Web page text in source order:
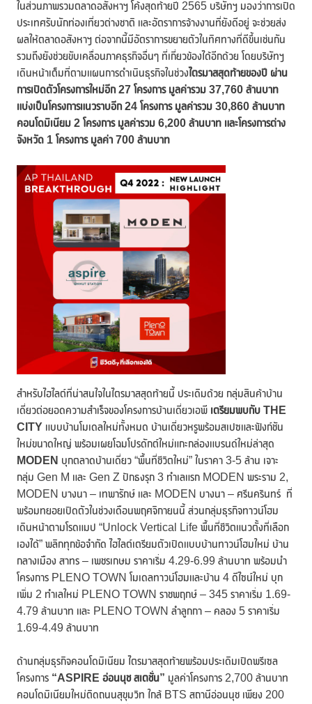
ในส่วนภาพรวมตลาดอสังหาฯ โค้งสุดท้ายปี 2565 บริษัทฯ มองว่าการเปิด
ประเทศรับนักท่องเที่ยวต่างชาติ และอัตราการจ้างงานที่ยังดีอยู่ จะช่วยส่ง
ผลให้ตลาดอสังหาฯ ต่อจากนี้มีอัตราการขยายตัวในทิศทางที่ดีขึ้นเช่นกัน
รวมถึงยังช่วยขับเคลื่อนภาคธุรกิจอื่นๆ ที่เกี่ยวข้องได้อีกด้วย โดยบริษัทฯ
เดินหน้าเต็มที่ตามแผนการดำเนินธุรกิจในช่วงไตรมาสสุดท้ายของปี ผ่าน
การเปิดตัวโครงการใหม่อีก27 โครงการ มูลค่ารวม 37,760 ล้านบาท
แบ่งเป็นโครงการแนวราบอีก 24 โครงการ มูลค่ารวม 30,860 ล้านบาท
คอนโดมิเนียม 2 โครงการ มูลค่ารวม 6,200 ล้านบาท และโครงการต่าง
จังหวัด 1 โครงการ มูลค่า 700 ล้านบาท
สำหรับไฮไลต์ที่น่าสนใจในไตรมาสสุดท้ายนี้ ประเดิมด้วย กลุ่มสินค้าบ้าน
เดี่ยวต่อยอดความสำเร็จของโครงการบ้านเดี่ยวเอพี เตรียมพบกับ THE
CITY แบบบ้านโมเดลใหม่ทั้งหมด บ้านเดี่ยวหรูพร้อมสเปซและฟังก์ชัน
ใหม่ขนาดใหญ่ พร้อมเผยโฉมโปรดักต์ใหม่แกะกล่องแบรนด์ใหม่ล่าสุด
MODEN บุกตลาดบ้านเดี่ยว “พื้นที่ชีวิตใหม่” ในราคา 3-5 ล้าน เจาะ
กลุ่ม Gen M และ Gen Z ปักธงรุก 3 ทำเลแรก MODEN พระราม 2,
MODEN บางนา – เทพารักษ์ และ MODEN บางนา – ศรีนครินทร์ ที่
พร้อมทยอยเปิดตัวในช่วงเดือนพฤศจิกายนนี้ ส่วนกลุ่มธุรกิจทาวน์โฮม
เดินหน้าตามโรดแมป “Unlock Vertical Life พื้นที่ชีวิตแนวตั้งที่เลือก
เองได้” พลิกทุกข้อจำกัด ไฮไลต์เตรียมตัวเปิดแบบบ้านทาวน์โฮมใหม่ บ้าน
กลางเมือง สาทร – เพชรเกษม ราคาเริ่ม 4.29-6.99 ล้านบาท พร้อมนำ
โครงการ PLENO TOWN โมเดลทาวน์โฮมและบ้าน 4 ดีไซน์ใหม่ บุก
เพิ่ม 2 ทำเลใหม่ PLENO TOWN ราชพฤกษ์ – 345 ราคาเริ่ม 1.69-
4.79 ล้านบาท และ PLENO TOWN ลำลูกกา – คลอง 5 ราคาเริ่ม
1.69-4.49 ล้านบาท
ด้านกลุ่มธุรกิจคอนโดมิเนียม ไตรมาสสุดท้ายพร้อมประเดิมเปิดพรีเซล
โครงการ “ASPIRE อ่อนนุช สเตชั่น” มูลค่าโครงการ 2,700 ล้านบาท
คอนโดมิเนียมใหม่ติดถนนสุขุมวิท ใกล้ BTS สถานีอ่อนนุช เพียง 200